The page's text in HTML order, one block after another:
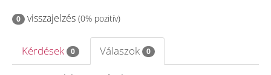
0 visszajelzés (0% pozitív)
Kérdések 0 Válaszok 0